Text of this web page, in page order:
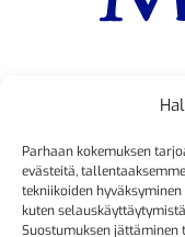
Parhaan kokemuksen
evästeitä,
tekniikoiden
kuten
Suostumuksen